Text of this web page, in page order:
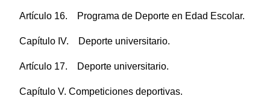
Artículo 16. Programa de Deporte en Edad Escolar.
Capítulo IV. Deporte universitario.
Artículo 17. Deporte universitario.
Capítulo V. Competiciones deportivas.